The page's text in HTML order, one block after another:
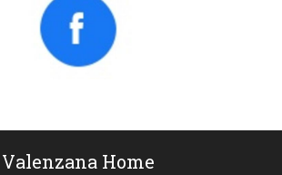
Valenzana Home